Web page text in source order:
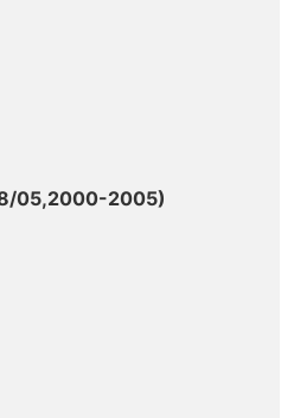
05,2000-2005)